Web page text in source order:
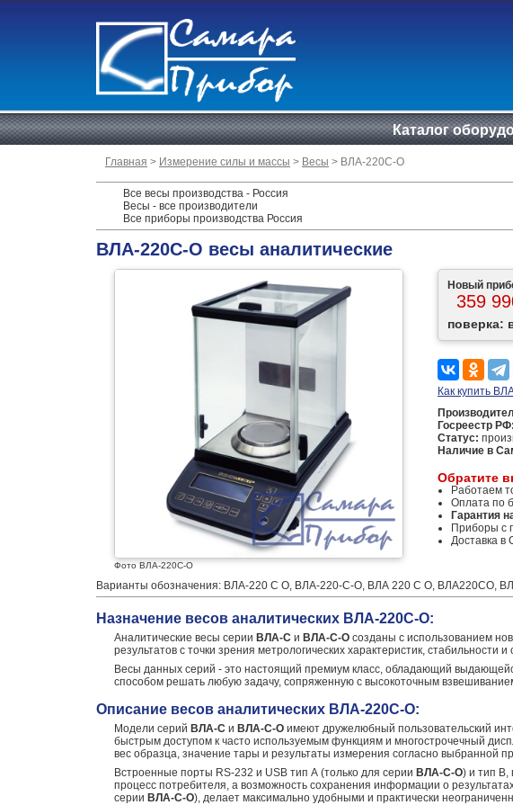
Каталог
Главная > Измерение силы и массы > Весы > ВЛА-220С-О
Все весы производства - Россия
Весы - все производители
Все приборы производства Россия
ВЛА-220С-О весы аналитические
Фото ВЛА-220С-О
Новый
359
поверка:
Как купить
Госреестр РФ:
Статус:
Наличие в
Обратите
Работаем
Оплата по
Гарантия
Приборы с
Доставка в
Варианты обозначения: ВЛА-220 С О, ВЛА-220-С-О, ВЛА 220 С О, ВЛА220СО,
Назначение весов аналитических ВЛА-220С-О:
Аналитические весы серии ВЛА-С и ВЛА-С-О созданы с использованием
результатов с точки зрения метрологических характеристик,
Весы данных серий - это настоящий премиум класс, обладающий
способом решать любую задачу, сопряженную с высокоточным
Описание весов аналитических ВЛА-220С-О:
Модели серий ВЛА-С и ВЛА-С-О имеют дружелюбный пользовательский
быстрым доступом к часто используемым функциям и многострочечный
вес образца, значение тары и результаты измерения согласно выбранной
Встроенные порты RS-232 и USB тип А (только для серии ВЛА-С-О) и тип В,
процесс потребителя, а возможность сохранения информации о
серии ВЛА-С-О), делает максимально удобными и практически